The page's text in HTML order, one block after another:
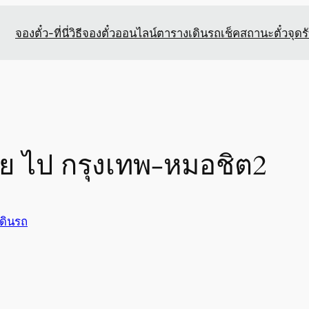
จองตั๋ว-ที่นี่วิธีจองตั๋วออนไลน์ตารางเดินรถเช็คสถานะตั๋วจุด
ไป กรุงเทพ-หมอชิต2
นรถ